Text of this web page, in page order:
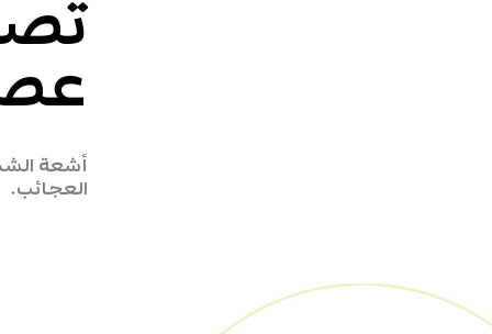
أشعة
العجائب.